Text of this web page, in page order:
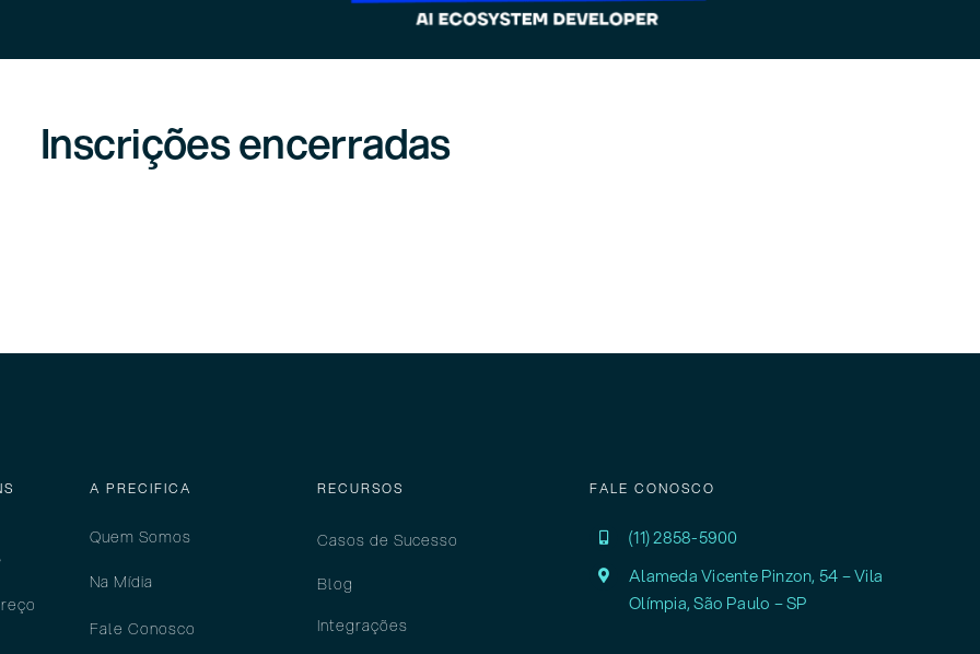
Inscrições encerradas
A PRECIFICA
Quem Somos
Na Mídia
Fale Conosco
RECURSOS
Casos de Sucesso
Blog
Integrações
FALE CONOSCO
(11) 2858-5900
Alameda Vicente Pinzon, 54 – Vila
Olímpia,São Paulo – SP